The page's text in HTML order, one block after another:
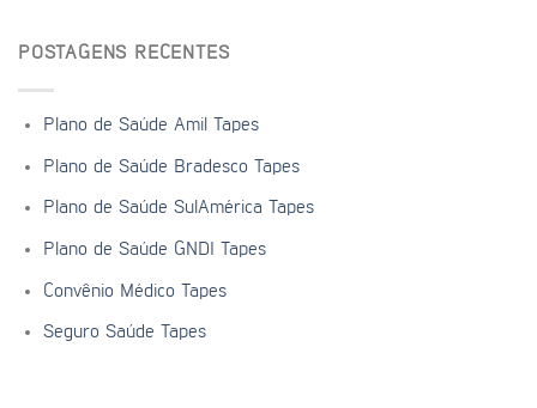
POSTAGENS RECENTES
Plano de Saúde Amil Tapes
Plano de Saúde Bradesco Tapes
Plano de Saúde SulAmérica Tapes
Plano de Saúde GNDI Tapes
Convênio Médico Tapes
Seguro Saúde Tapes